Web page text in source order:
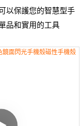
以保護您的智慧型手
品和實用的工具